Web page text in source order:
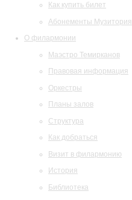
Как купить билет
Абонементы Музитория
О филармонии
Маэстро Темирканов
Правовая информация
Оркестры
Планы залов
Структура
Как добраться
Визит в филармонию
История
Библиотека